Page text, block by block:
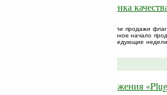
Начало продаж Nokia N8. Оценка
вчерашнего дня официально стартовали продажи
ОС Symbian^3. Таким образом обещанное начало
стартовало в четвертом. В последующие
С помощью Nokia N8 и приложения